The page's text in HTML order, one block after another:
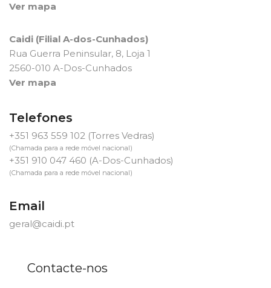
Ver mapa
Caidi (Filial A-dos-Cunhados)
Rua Guerra Peninsular, 8, Loja 1
2560-010 A-Dos-Cunhados
Ver mapa
Telefones
+351 963 559 102 (Torres Vedras)
(Chamada para a rede móvel nacional)
+351 910 047 460 (A-Dos-Cunhados)
(Chamada para a rede móvel nacional)
Email
geral@caidi.pt
Contacte-nos